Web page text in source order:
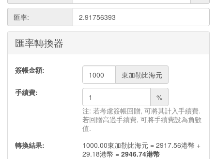
匯率: 2.91756393
匯率轉換器
簽帳金額:
東加勒比海元
手續費:
%
注: 若考慮簽帳回贈, 可將其計入手續費.
若回贈高過手續費, 可將手續費設為負數
值.
轉換結果:
1000.00東加勒比海元 = 2917.56港幣 +
29.18港幣 = 2946.74港幣